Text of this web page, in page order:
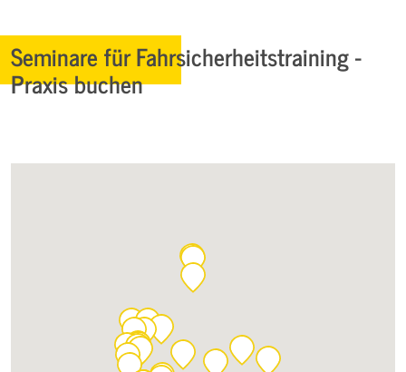
Seminare für Fahrsicherheitstraining -
Praxis buchen